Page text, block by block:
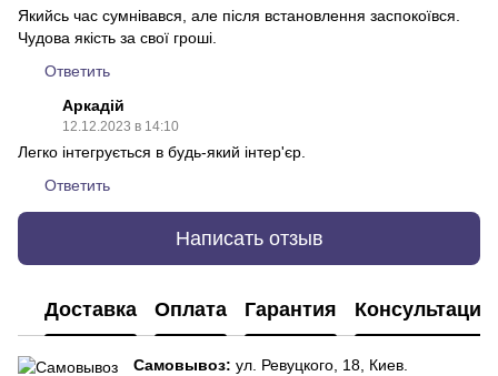
Якийсь час сумнівався, але після встановлення заспокоївся.
Чудова якість за свої гроші.
Ответить
Аркадій
12.12.2023 в 14:10
Легко інтегрується в будь-який інтер'єр.
Ответить
Написать отзыв
Доставка Оплата Гарантия Консультация
Самовывоз: ул. Ревуцкого, 18, Киев.